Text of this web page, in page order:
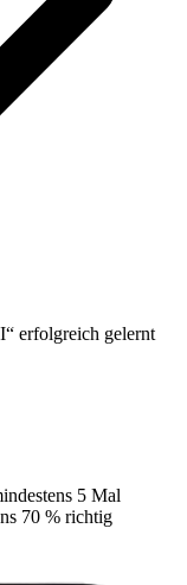
erfolgreich gelernt
5 Mal
70 % richtig